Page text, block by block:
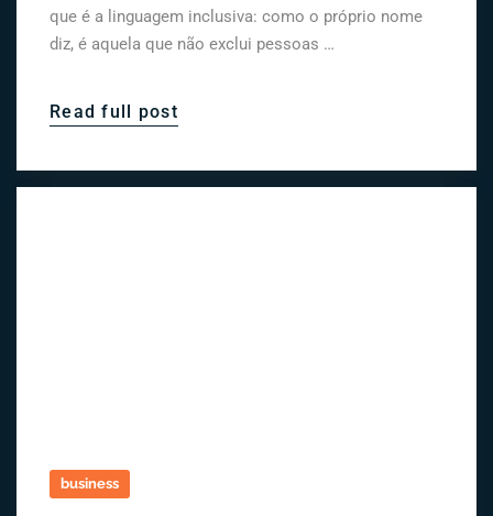
que é a linguagem inclusiva: como o próprio nome
diz, é aquela que não exclui pessoas …
Read full post
business